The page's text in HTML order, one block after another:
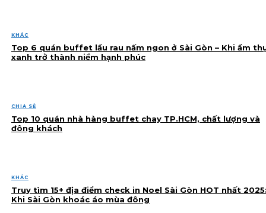
KHÁC
Top 6 quán buffet lẩu rau nấm ngon ở Sài Gòn – Khi ẩm
xanh trở thành niềm hạnh phúc
CHIA SẺ
Top 10 quán nhà hàng buffet chay TP.HCM, chất lượng và
đông khách
KHÁC
Truy tìm 15+ địa điểm check in Noel Sài Gòn HOT nhất
Khi Sài Gòn khoác áo mùa đông